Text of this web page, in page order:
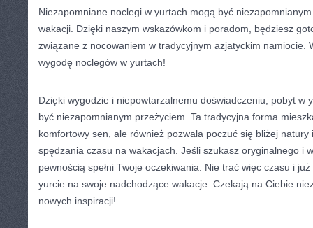
Niezapomniane noclegi ⁤w​ yurtach mogą ⁣być
wakacji.‌ Dzięki naszym wskazówkom‍ i poradom,‌ będziesz
związane⁢ z nocowaniem ​w tradycyjnym azjatyckim⁣ namiocie.
⁤wygodę‍ noclegów⁣ w yurtach!
Dzięki wygodzie i niepowtarzalnemu doświadczeniu, pobyt w
⁣być ‌niezapomnianym ⁤przeżyciem. Ta tradycyjna forma
komfortowy sen, ale​ również pozwala poczuć się bliżej⁢
spędzania czasu na wakacjach. Jeśli ⁢szukasz oryginalnego i
pewnością spełni⁢ Twoje oczekiwania.​ Nie trać więc czasu i
yurcie na swoje nadchodzące⁣ wakacje. Czekają na Ciebie
​nowych inspiracji!